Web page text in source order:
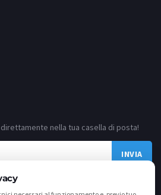
nella tua casella di posta!